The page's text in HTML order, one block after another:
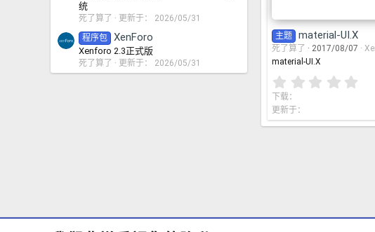
统
死了算了 更新于： 2026/05/31
程序包 XenForo
Xenforo 2.3正式版
死了算了 更新于： 2026/05/31
主题 material-UI.X
死了算了 2017/08/07
material-UI.X
0
星
下载
更新于